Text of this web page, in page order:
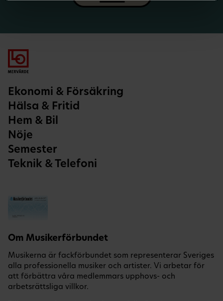
Ekonomi & Försäkring
Hälsa & Fritid
Hem & Bil
Nöje
Semester
Teknik & Telefoni
Om Musikerförbundet
Musikerna är fackförbundet som representerar Sveriges
alla professionella musiker och artister. Vi arbetar för
att förbättra våra medlemmars upphovs- och
arbetsrättsliga villkor.